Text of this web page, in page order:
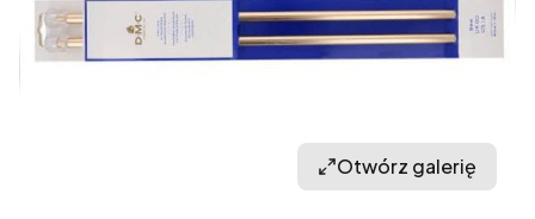
Otwórz galerię